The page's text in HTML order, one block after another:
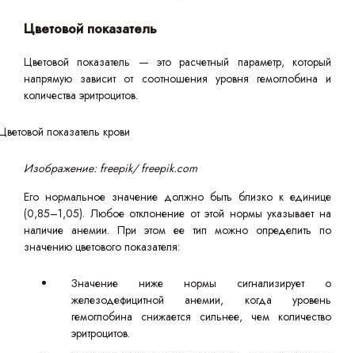
Цветовой показатель
Цветовой показатель — это расчетный параметр, который
напрямую зависит от соотношения уровня гемоглобина и
количества эритроцитов.
Изображение: freepik/ freepik.com
Его нормальное значение должно быть близко к единице
(0,85–1,05). Любое отклонение от этой нормы указывает на
наличие анемии. При этом ее тип можно определить по
значению цветового показателя:
Значение ниже нормы сигнализирует о
железодефицитной анемии, когда уровень
гемоглобина снижается сильнее, чем количество
эритроцитов.